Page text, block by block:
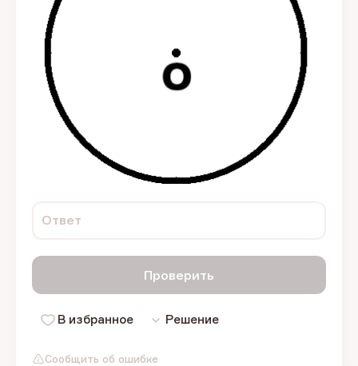
Сообщить об ошибке
Ответ
Проверить
В избранное Решение